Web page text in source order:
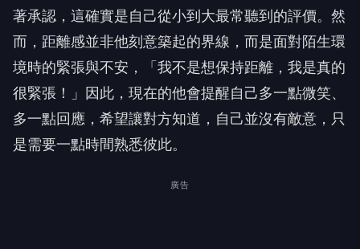
著承認，這確實是自己從小到大最常聽到的評價。然
而，距離感並非他刻意築起的界線，而是面對陌生環
境時的緊張與不安，「我不是想保持距離，我是真的
很緊張！」因此，現在的他會提醒自己多一點微笑、
多一點回應，希望讓對方知道，自己並沒有敵意，只
是需要一點時間熟悉彼此。
廣告